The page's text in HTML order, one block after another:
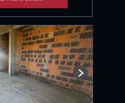
Next